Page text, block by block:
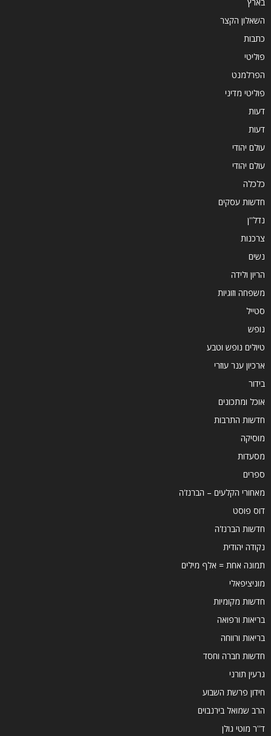
השאלון הקצר
כתבות
פוליטי
הפרלמנט
פוליטי מדיני
דעות
דעות
עולם יהודי
עולם יהודי
כלכלה
חדשות עסקים
נדל''ן
צרכנות
נשים
הריון ולידה
משפחה וזוגיות
סטייל
נופש
טיולים נופש וטבע
ארכיון ענר עוזרי
בידור
אוכל ומתכונים
חדשות התרבות
מוסיקה
מסעדות
ספרים
מאחורי הקלעים – הברנז'ה
דוס פוסט
חדשות הברנז'ה
נקודה יהודית
תמונה אחת = אלף מילים
מוניציפאלי
חדשות מקומיות
בריאות ורפואה
בריאות ורווחה
חדשות חברה וחסד
גרעין תורני
חידון פרשת השבוע
הרב שמואל בירנבוים
ד''ר מוטי גולן